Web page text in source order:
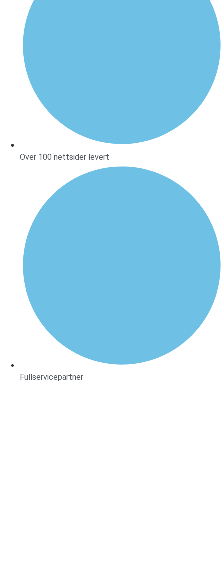
Over 100 nettsider levert
Fullservicepartner